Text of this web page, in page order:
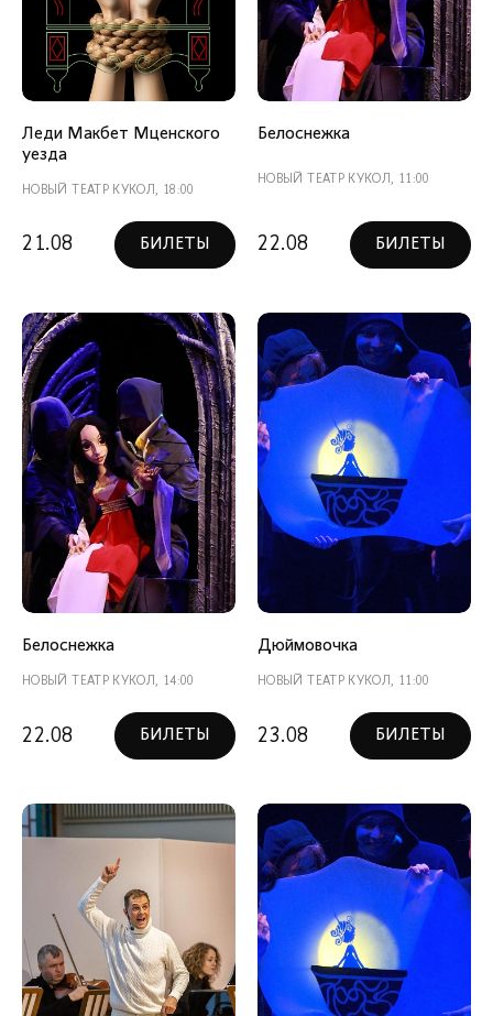
Леди Макбет Мценского
уезда
НОВЫЙ ТЕАТР КУКОЛ, 18:00
21.08 БИЛЕТЫ
Белоснежка
НОВЫЙ ТЕАТР КУКОЛ, 11:00
22.08 БИЛЕТЫ
Белоснежка
НОВЫЙ ТЕАТР КУКОЛ, 14:00
22.08 БИЛЕТЫ
Дюймовочка
НОВЫЙ ТЕАТР КУКОЛ, 11:00
23.08 БИЛЕТЫ